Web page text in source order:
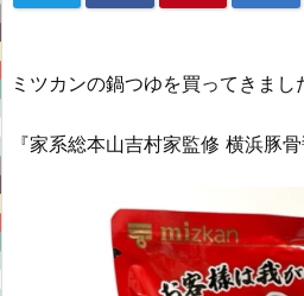
ミツカンの鍋つゆを買ってきまし
『家系総本山吉村家監修 横浜豚